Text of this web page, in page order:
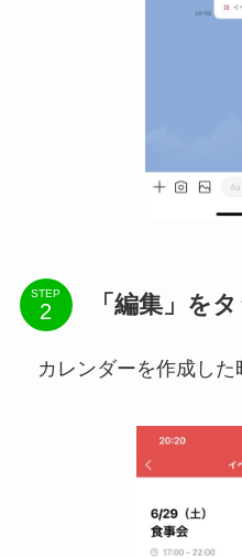
STEP 「編集」を
カレンダーを作成し